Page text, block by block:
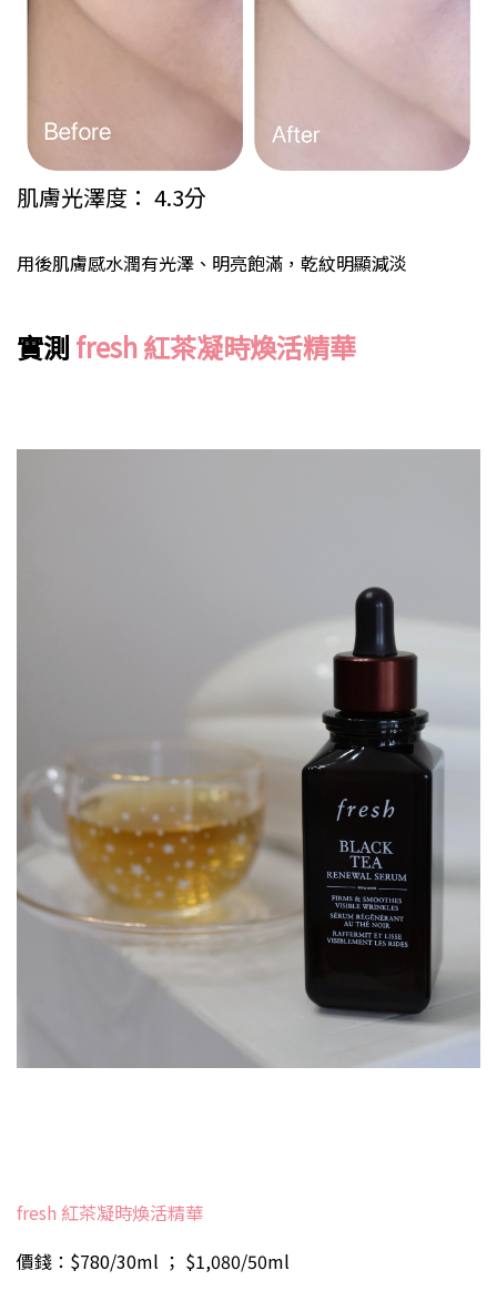
肌膚光澤度： 4.3分
用後肌膚感水潤有光澤、明亮飽滿，乾紋明顯減淡
實測 fresh 紅茶凝時煥活精華
fresh 紅茶凝時煥活精華
價錢：$780/30ml ； $1,080/50ml